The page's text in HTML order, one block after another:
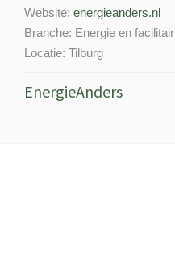
Website: energieanders.nl
Branche: Energie en facilitair
Locatie: Tilburg
EnergieAnders